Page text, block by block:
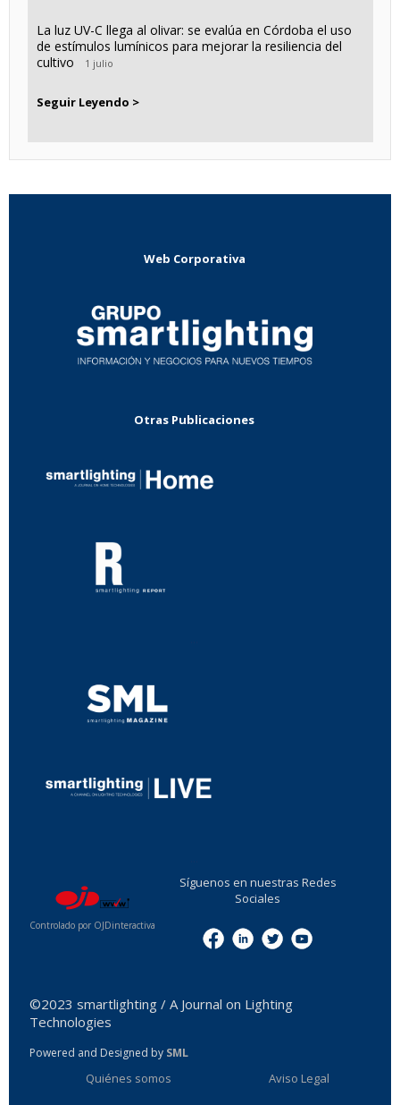
La luz UV-C llega al olivar: se evalúa en Córdoba el uso
de estímulos lumínicos para mejorar la resiliencia del
cultivo
1 julio
Seguir Leyendo >
Web Corporativa
Otras Publicaciones
Controlado por OJDinteractiva
Síguenos en nuestras Redes
Sociales
©2023 smartlighting / A Journal on Lighting
Technologies
Powered and Designed by SML
Quiénes somos Aviso Legal